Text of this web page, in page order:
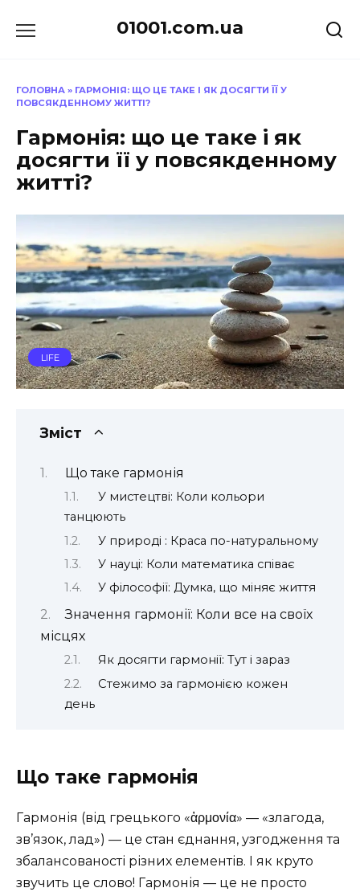
до
01001.com.ua
ГОЛОВНА » ГАРМОНІЯ: ЩО ЦЕ ТАКЕ І ЯК ДОСЯГТИ ЇЇ У
ПОВСЯКДЕННОМУ ЖИТТІ?
Гармонія: що це таке і як
досягти її у повсякденному
житті?
LIFE
Зміст
Що таке гармонія
У мистецтві: Коли кольори
танцюють
У природі : Краса по-натуральному
У науці: Коли математика співає
У філософії: Думка, що міняє життя
Значення гармонії: Коли все на своїх
місцях
Як досягти гармонії: Тут і зараз
Стежимо за гармонією кожен
день
Що таке гармонія
Гармонія (від грецького «ἁρμονία» — «злагода,
зв’язок, лад») — це стан єднання, узгодження та
збалансованості різних елементів. І як круто
звучить це слово! Гармонія — це не просто